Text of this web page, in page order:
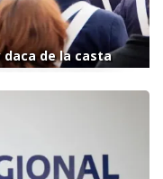
de la casta